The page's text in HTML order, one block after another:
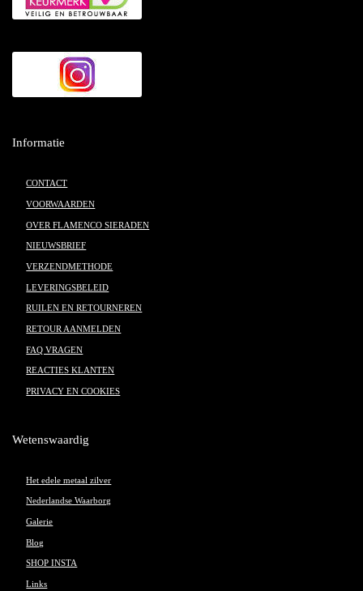
Informatie
CONTACT
VOORWAARDEN
OVER FLAMENCO SIERADEN
NIEUWSBRIEF
VERZENDMETHODE
LEVERINGSBELEID
RUILEN EN RETOURNEREN
RETOUR AANMELDEN
FAQ VRAGEN
REACTIES KLANTEN
PRIVACY EN COOKIES
Wetenswaardig
Het edele metaal zilver
Nederlandse Waarborg
Galerie
Blog
SHOP INSTA
Links